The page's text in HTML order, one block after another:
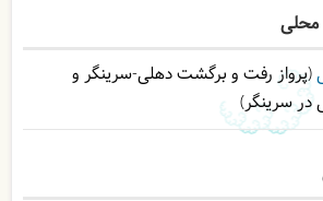
محلی
(پرواز رفت و برگشت دهلی-سرینگر و
در سرینگر)